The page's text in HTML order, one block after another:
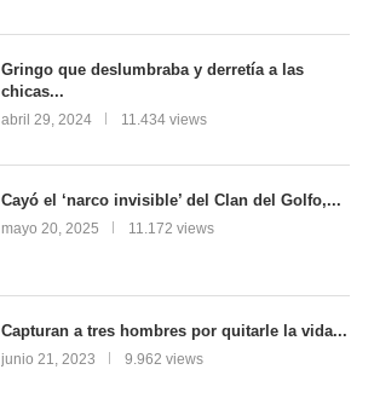
Gringo que deslumbraba y derretía a las
chicas...
abril 29, 2024 11.434 views
Cayó el ‘narco invisible’ del Clan del Golfo,...
mayo 20, 2025 11.172 views
Capturan a tres hombres por quitarle la vida...
junio 21, 2023 9.962 views